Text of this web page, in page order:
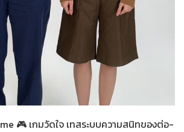
Her in Frame เธอในภาพนั้น
🎮 เกมวัดใจ เทสระบบความสนิทของต่อ-